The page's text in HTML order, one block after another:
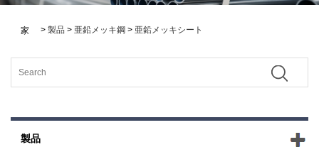
家 > 製品 > 亜鉛メッキ鋼 > 亜鉛メッキシート
製品